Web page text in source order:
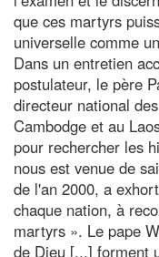
que ces martyrs
universelle comme
Dans un entretien
postulateur, le père
directeur national
Cambodge et au
pour rechercher les
nous est venue de
de l'an 2000, a
chaque nation, à
martyrs ». Le pape
de Dieu [...] forment